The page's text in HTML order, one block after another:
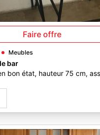
Faire offre
Meubles
bar
bon état, hauteur 75 cm,